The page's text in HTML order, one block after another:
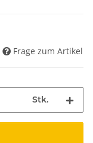
Frage zum Artikel
Stk.